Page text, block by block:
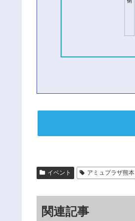
イベント アミュプラザ熊本
関連記事